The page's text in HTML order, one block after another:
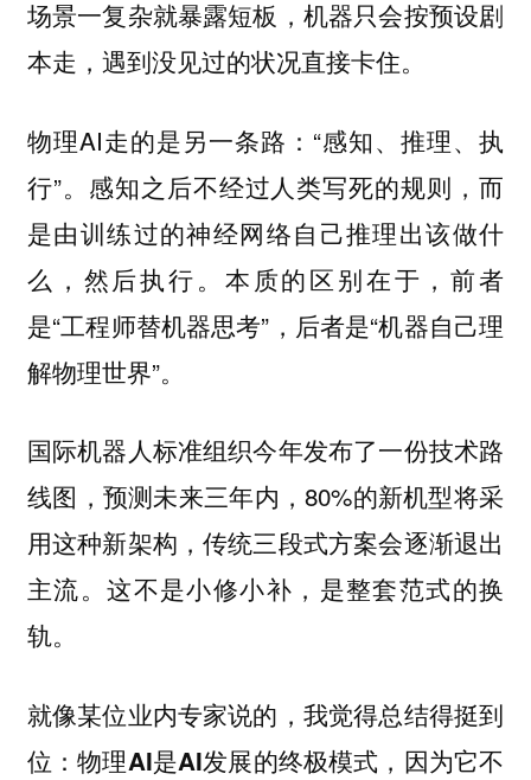
场景一复杂就暴露短板，机器只会按预设剧
本走，遇到没见过的状况直接卡住。
物理AI走的是另一条路：“感知、推理、执
行”。感知之后不经过人类写死的规则，而
是由训练过的神经网络自己推理出该做什
么，然后执行。本质的区别在于，前者
是“工程师替机器思考”，后者是“机器自己理
解物理世界”。
国际机器人标准组织今年发布了一份技术路
线图，预测未来三年内，80%的新机型将采
用这种新架构，传统三段式方案会逐渐退出
主流。这不是小修小补，是整套范式的换
轨。
就像某位业内专家说的，我觉得总结得挺到
位：物理AI是AI发展的终极模式，因为它不